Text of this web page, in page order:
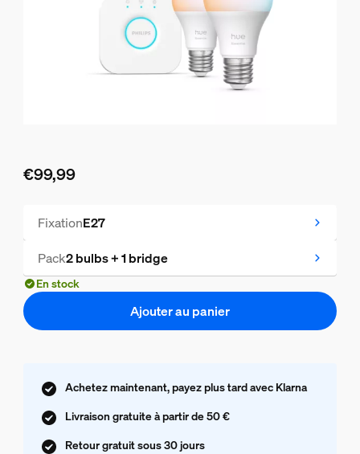
€99,99
FixationE27
Pack2 bulbs + 1 bridge
En stock
Ajouter au panier
Achetez maintenant, payez plus tard avec Klarna
Livraison gratuite à partir de 50 €
Retour gratuit sous 30 jours